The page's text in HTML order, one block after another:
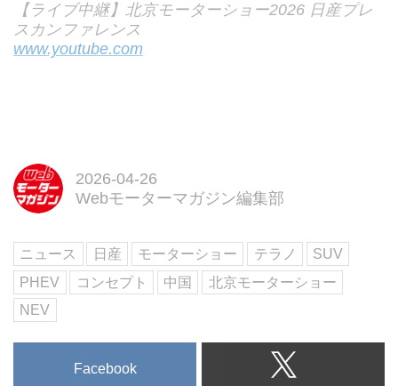
名に焦点を当て...
【ライブ中継】北京モーターショー2026 日産プレ
スカンファレンス
www.youtube.com
2026-04-26
Webモーターマガジン編集部
ニュース 日産 モーターショー テラノ
SUV
PHEV
コンセプト 中国
北京モーターショー
NEV
Facebook